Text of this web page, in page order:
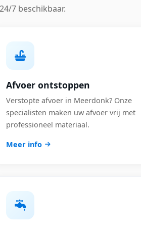
7 beschikbaar.
Afvoer ontstoppen
Verstopte afvoer in Meerdonk? Onze
specialisten maken uw afvoer vrij met
professioneel materiaal.
Meer info